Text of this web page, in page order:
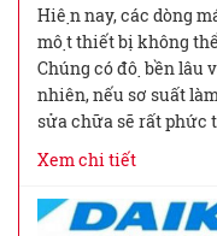
Hiện nay, các dòng
một thiết bị không
Chúng có độ bền lâu
nhiên, nếu sơ suất
sửa chữa sẽ rất phức
Xem chi tiết